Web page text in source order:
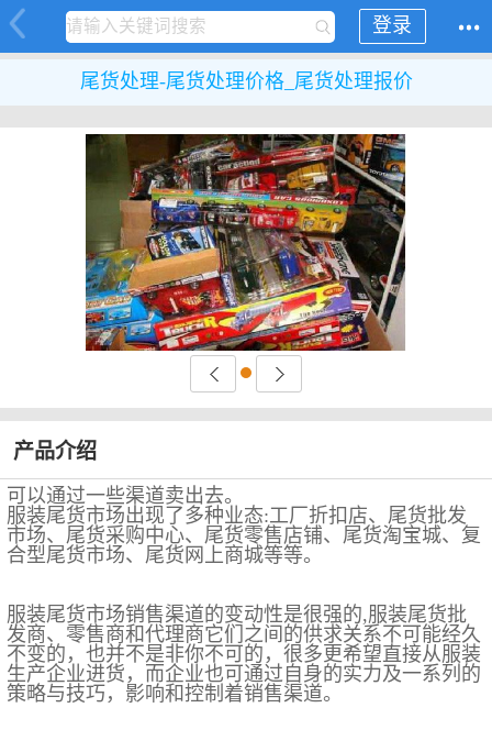
登录
尾货处理-尾货处理价格_尾货处理报价
产品介绍
可以通过一些渠道卖出去。
服装尾货市场出现了多种业态:工厂折扣店、尾货批发
市场、尾货采购中心、尾货零售店铺、尾货淘宝城、复
合型尾货市场、尾货网上商城等等。
服装尾货市场销售渠道的变动性是很强的,服装尾货批
发商、零售商和代理商它们之间的供求关系不可能经久
不变的，也并不是非你不可的，很多更希望直接从服装
生产企业进货，而企业也可通过自身的实力及一系列的
策略与技巧，影响和控制着销售渠道。